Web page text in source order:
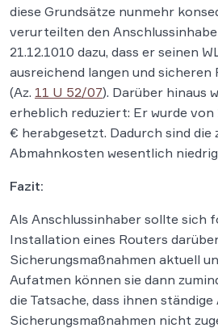
diese Grundsätze nunmehr
verurteilten den
21.12.1010 dazu, dass er seinen
ausreichend langen und sicheren
(Az. 11 U 52/07). Darüber hinaus
erheblich reduziert: Er wurde von
€ herabgesetzt. Dadurch sind die
Abmahnkosten wesentlich
Fazit:
Als Anschlussinhaber sollte sich
Installation eines Routers
Sicherungsmaßnahmen aktuell
Aufatmen können sie dann
die Tatsache, dass ihnen
Sicherungsmaßnahmen nicht